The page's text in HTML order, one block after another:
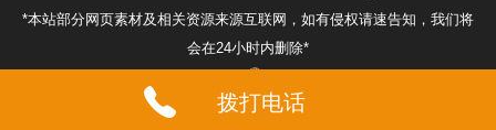
*本站部分网页素材及相关资源来源互联网，如有侵权请速告知，我们将
会在24小时内删除*
拨打电话